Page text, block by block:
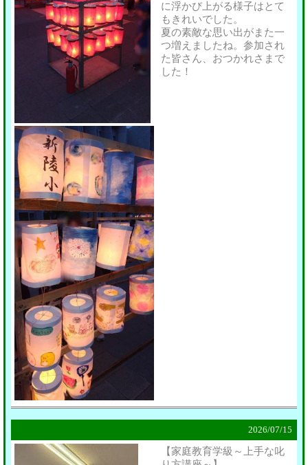
に浮かび上がる様子はとて
もきれいでした。
夏の素敵な思い出がまた一
つ増えましたね。参加され
た皆さん、おつかれさまで
した！
2026/07/15
【家庭教育学級～上手な叱